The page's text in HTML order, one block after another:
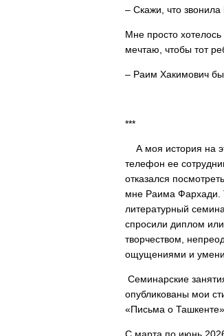
– Скажи, что звонила
Мне просто
мечтаю, чтобы тот
– Раим Хакимович
***
А моя история на
телефон ее
отказался
мне Раима Фархади.
литературный
спросили диплом
творчеством,
ощущениями и
Семинарские
опубликованы мои
«Письма о